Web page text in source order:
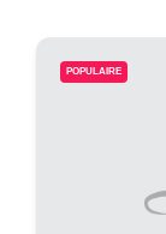
POPULAIRE